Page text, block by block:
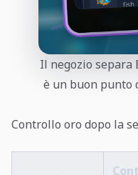
Il negozio separa
è un buon punto
Controllo oro dopo la